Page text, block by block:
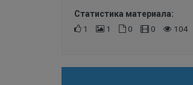
Статистика материала:
1
1 0 0 104